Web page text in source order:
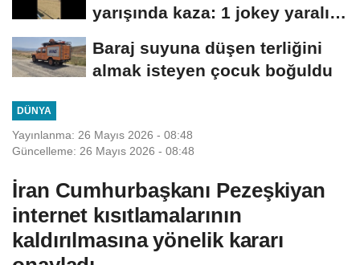
yarışında kaza: 1 jokey yaralı,
Baraj suyuna düşen terliğini
almak isteyen çocuk boğuldu
DÜNYA
Yayınlanma: 26 Mayıs 2026 - 08:48
Güncelleme: 26 Mayıs 2026 - 08:48
İran Cumhurbaşkanı Pezeşkiyan
internet kısıtlamalarının
kaldırılmasına yönelik kararı